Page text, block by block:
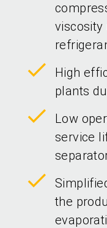
High
plants
Low
service
the